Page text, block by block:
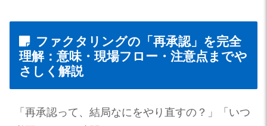
ファクタリングの「再承認」を完全
理解：意味・現場フロー・注意点までや
さしく解説
「再承認って、結局なにをやり直すの？」「いつ